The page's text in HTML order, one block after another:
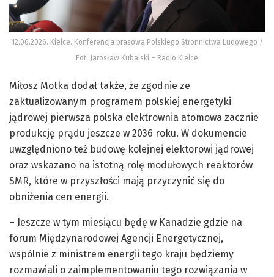
12.06.2026. Kielce. Konferencja prasowa Polskiego Stronnictwa Ludowego /
Fot. Jarosław Kubalski – Radio Kielce
Miłosz Motka dodał także, że zgodnie ze
zaktualizowanym programem polskiej energetyki
jądrowej pierwsza polska elektrownia atomowa zacznie
produkcję prądu jeszcze w 2036 roku. W dokumencie
uwzględniono też budowę kolejnej elektorowi jądrowej
oraz wskazano na istotną rolę modułowych reaktorów
SMR, które w przyszłości mają przyczynić się do
obniżenia cen energii.
– Jeszcze w tym miesiącu będę w Kanadzie gdzie na
forum Międzynarodowej Agencji Energetycznej,
wspólnie z ministrem energii tego kraju będziemy
rozmawiali o zaimplementowaniu tego rozwiązania w